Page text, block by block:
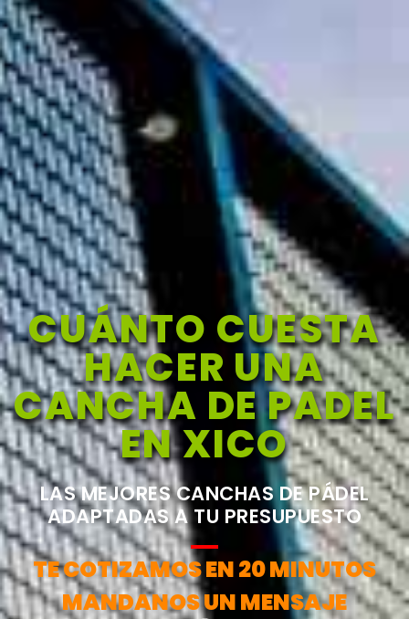
CUÁNTO CUESTA
HACER UNA
CANCHA DE PADEL
EN XICO
LAS MEJORES CANCHAS DE PÁDEL
ADAPTADAS A TU PRESUPUESTO
TE COTIZAMOS EN 20 MINUTOS
MANDANOS UN MENSAJE